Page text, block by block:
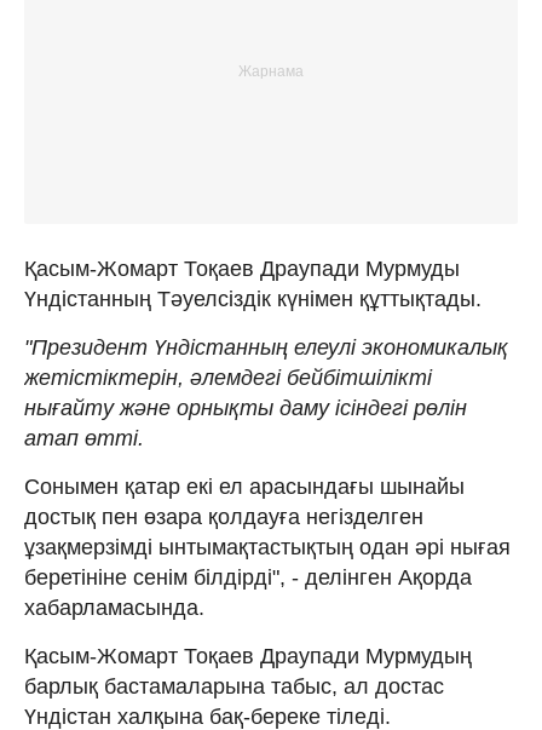
Қасым-Жомарт Тоқаев Драупади Мурмуды
Үндістанның Тәуелсіздік күнімен құттықтады.
"Президент Үндістанның елеулі экономикалық
жетістіктерін, әлемдегі бейбітшілікті
нығайту және орнықты даму ісіндегі рөлін
атап өтті.
Сонымен қатар екі ел арасындағы шынайы
достық пен өзара қолдауға негізделген
ұзақмерзімді ынтымақтастықтың одан әрі нығая
беретініне сенім білдірді", - делінген Ақорда
хабарламасында.
Қасым-Жомарт Тоқаев Драупади Мурмудың
барлық бастамаларына табыс, ал достас
Үндістан халқына бақ-береке тіледі.